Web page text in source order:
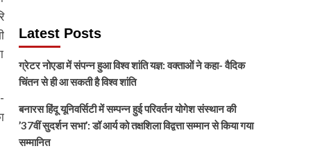
Latest Posts
ग्रेटर नोएडा में संपन्न हुआ विश्व शांति यज्ञ: वक्ताओं ने कहा- वैदिक
चिंतन से ही आ सकती है विश्व शांति
बनारस हिंदू यूनिवर्सिटी में सम्पन्न हुई परिवर्तन योगेश संस्थान की
’37वीं सुदर्शन सभा’: डॉ आर्य को तक्षशिला विद्वत्ता सम्मान से किया गया
सम्मानित